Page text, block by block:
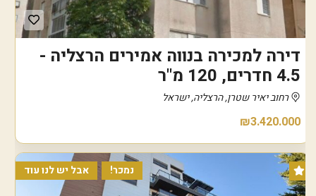
דירה למכירה בנווה אמירים הרצליה -
4.5 חדרים, 120 מ"ר
רחוב יאיר שטרן, הרצליה, ישראל
₪3.420.000
אבל יש לנו עוד נמכר!